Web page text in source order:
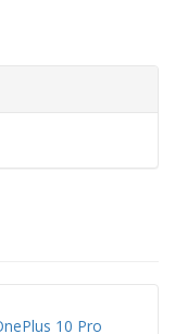
10 Pro